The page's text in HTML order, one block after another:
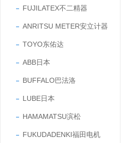
FUJILATEX不二精器
ANRITSU METER安立计器
TOYO东佑达
ABB日本
BUFFALO巴法洛
LUBE日本
HAMAMATSU滨松
FUKUDADENKI福田电机